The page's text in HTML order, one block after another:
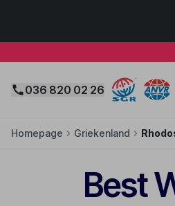
036 820 02 26
Homepage Griekenland
Best